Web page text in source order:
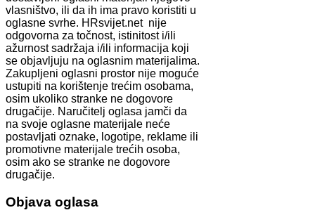
vlasništvo, ili da ih ima pravo koristiti u
oglasne svrhe. HRsvijet.net nije
odgovorna za točnost, istinitost i/ili
ažurnost sadržaja i/ili informacija koji
se objavljuju na oglasnim materijalima.
Zakupljeni oglasni prostor nije moguće
ustupiti na korištenje trećim osobama,
osim ukoliko stranke ne dogovore
drugačije. Naručitelj oglasa jamči da
na svoje oglasne materijale neće
postavljati oznake, logotipe, reklame ili
promotivne materijale trećih osoba,
osim ako se stranke ne dogovore
drugačije.
Objava oglasa